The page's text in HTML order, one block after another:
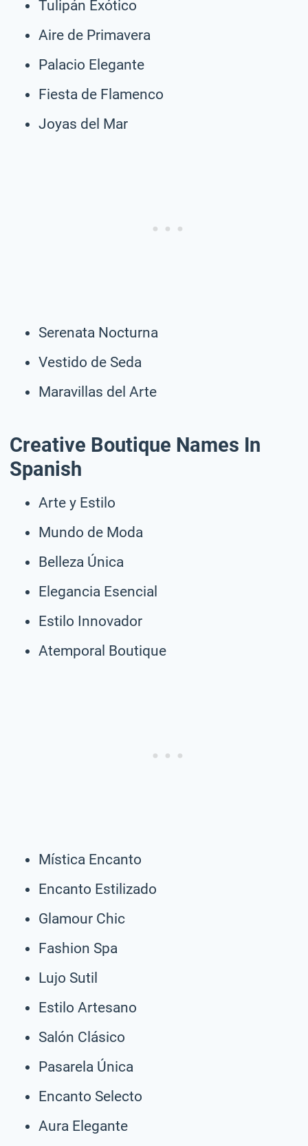
Tulipán Exótico
Aire de Primavera
Palacio Elegante
Fiesta de Flamenco
Joyas del Mar
Serenata Nocturna
Vestido de Seda
Maravillas del Arte
Creative Boutique Names In
Spanish
Arte y Estilo
Mundo de Moda
Belleza Única
Elegancia Esencial
Estilo Innovador
Atemporal Boutique
Mística Encanto
Encanto Estilizado
Glamour Chic
Fashion Spa
Lujo Sutil
Estilo Artesano
Salón Clásico
Pasarela Única
Encanto Selecto
Aura Elegante